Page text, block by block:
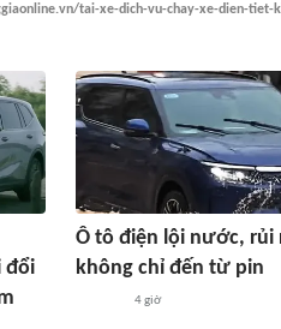
tai-xe-dich-vu-chay-xe-dien-tiet-
đổi
Ô tô điện lội nước, rủi
không chỉ đến từ pin
4 giờ